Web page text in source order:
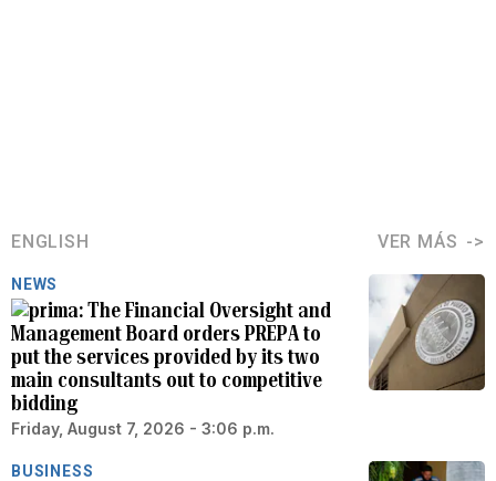
ENGLISH VER MÁS
NEWS
The Financial Oversight and
Management Board orders PREPA to
put the services provided by its two
main consultants out to competitive
bidding
Friday, August 7, 2026 - 3:06 p.m.
BUSINESS